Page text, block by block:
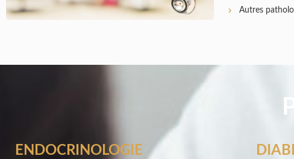
Autres
ENDOCRINOLOGIE